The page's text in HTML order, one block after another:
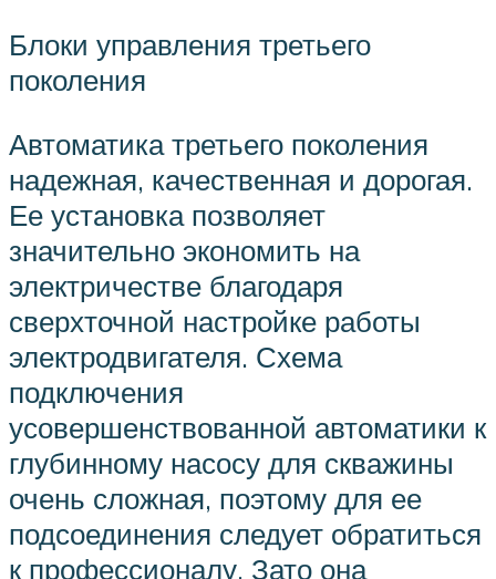
Блоки управления третьего
поколения
Автоматика третьего поколения
надежная, качественная и дорогая.
Ее установка позволяет
значительно экономить на
электричестве благодаря
сверхточной настройке работы
электродвигателя. Схема
подключения
усовершенствованной автоматики к
глубинному насосу для скважины
очень сложная, поэтому для ее
подсоединения следует обратиться
к профессионалу. Зато она